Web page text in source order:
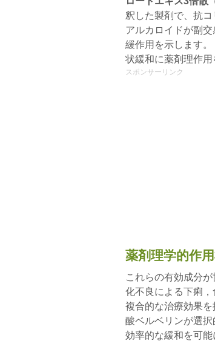
釈した製剤で、抗
アルカロイドが副
緩作用を示します
状緩和に薬剤理作用
スポンサーリンク
薬剤理学的作
これらの有効成分
化不良による下痢
複合的な治療効果
酸ベルベリンが選
効率的な緩和を可能